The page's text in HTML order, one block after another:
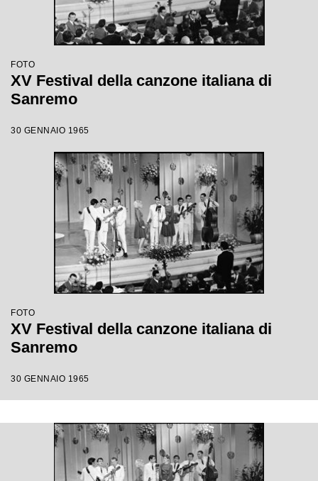
FOTO
XV Festival della canzone italiana di
Sanremo
30 GENNAIO 1965
FOTO
XV Festival della canzone italiana di
Sanremo
30 GENNAIO 1965